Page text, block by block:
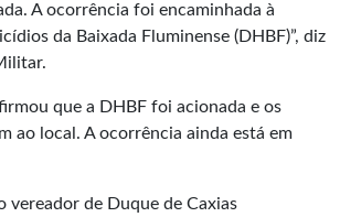
A ocorrência foi encaminhada à
da Baixada Fluminense (DHBF)”, diz
que a DHBF foi acionada e os
ao local. A ocorrência ainda está em
vereador de Duque de Caxias